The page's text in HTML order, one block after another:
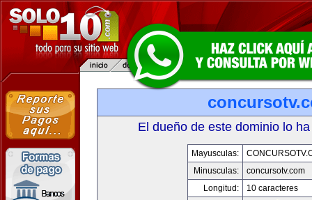
El dueño de este dominio lo
Mayusculas:
Minusculas:
concursotv.com
Longitud:
10 caracteres